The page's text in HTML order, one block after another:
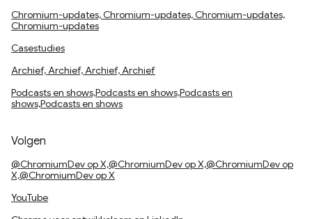
Chromium-updates, Chromium-updates, Chromium-updates,
Chromium-updates
Casestudies
Archief, Archief, Archief, Archief
Podcasts en shows,Podcasts en shows,Podcasts en
shows,Podcasts en shows
Volgen
@ChromiumDev op X,@ChromiumDev op X,@ChromiumDev op
X,@ChromiumDev op X
YouTube